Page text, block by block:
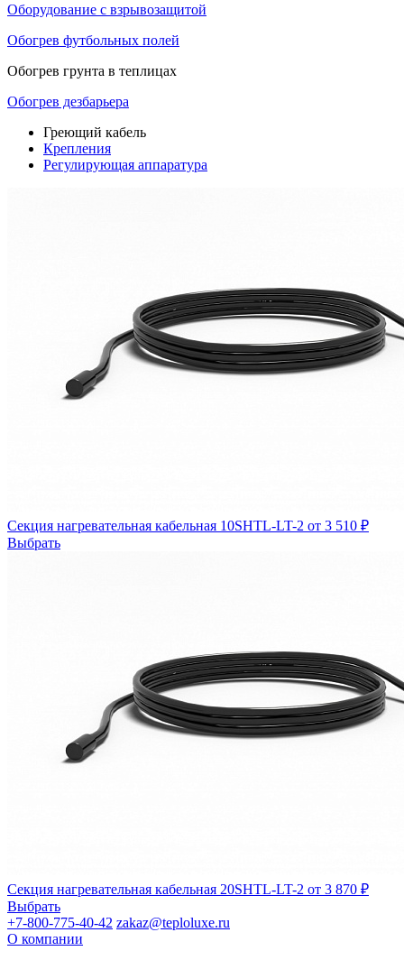
Оборудование с взрывозащитой
Обогрев футбольных полей
Обогрев грунта в теплицах
Обогрев дезбарьера
Греющий кабель
Крепления
Регулирующая аппаратура
Секция нагревательная кабельная 10SHTL-LT-2 от 3 510 ₽
Выбрать
Секция нагревательная кабельная 20SHTL-LT-2 от 3 870 ₽
Выбрать
+7-800-775-40-42 zakaz@teploluxe.ru
О компании